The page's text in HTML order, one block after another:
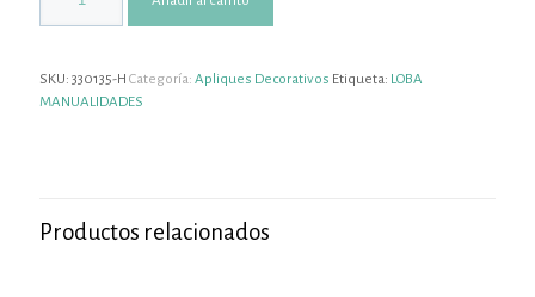
SKU: 330135-H Categoría: Apliques Decorativos Etiqueta: LOBA
MANUALIDADES
Productos relacionados